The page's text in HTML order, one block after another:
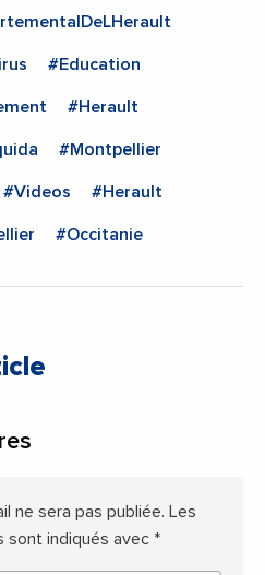
#Education
#Herault
#Montpellier
#Videos #Herault
#Occitanie
ne sera pas publiée. Les
sont indiqués avec *